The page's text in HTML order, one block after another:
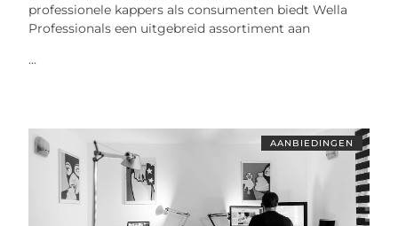
professionele kappers als consumenten biedt Wella
Professionals een uitgebreid assortiment aan
...
AANBIEDINGEN